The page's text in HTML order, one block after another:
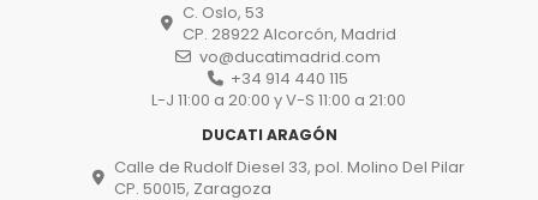
C. Oslo, 53
CP. 28922 Alcorcón, Madrid
vo@ducatimadrid.com
+34 914 440 115
L-J 11:00 a 20:00 y V-S 11:00 a 21:00
DUCATI ARAGÓN
Calle de Rudolf Diesel 33, pol. Molino Del Pilar
CP. 50015, Zaragoza